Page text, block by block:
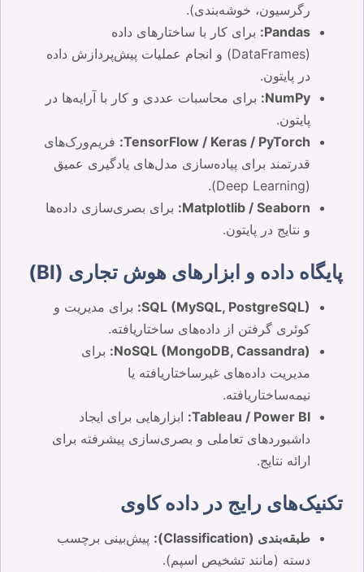
رگرسیون، خوشه‌بندی).
Pandas: برای کار با ساختارهای داده
(DataFrames) و انجام عملیات پیش‌پردازش داده
در پایتون.
NumPy: برای محاسبات عددی و کار با آرایه‌ها در
پایتون.
TensorFlow / Keras / PyTorch: فریم‌ورک‌های
قدرتمند برای پیاده‌سازی مدل‌های یادگیری عمیق
(Deep Learning).
Matplotlib / Seaborn: برای بصری‌سازی داده‌ها
و نتایج در پایتون.
پایگاه داده و ابزارهای هوش تجاری (BI)
SQL (MySQL, PostgreSQL): برای مدیریت و
کوئری گرفتن از داده‌های ساختاریافته.
NoSQL (MongoDB, Cassandra): برای
مدیریت داده‌های غیرساختاریافته یا
نیمه‌ساختاریافته.
Tableau / Power BI: ابزارهایی برای ایجاد
داشبوردهای تعاملی و بصری‌سازی پیشرفته برای
ارائه نتایج.
تکنیک‌های رایج در داده کاوی
طبقه‌بندی (Classification):
پیش‌بینی برچسب
دسته (مانند تشخیص اسپم).